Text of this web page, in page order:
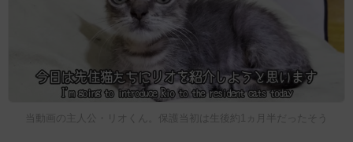
当動画の主人公・リオくん。保護当初は生後約1ヵ月半だったそう